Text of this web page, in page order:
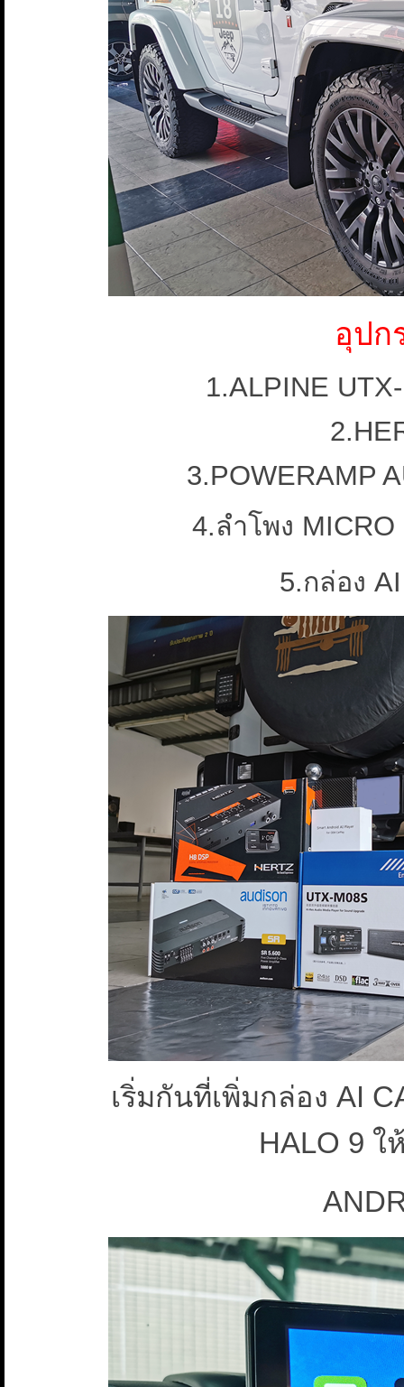
อุปก
1.ALPINE
3.POWERAMP
4.ลำโพง
5.กล่อง
เริ่มกันที่เพิ่มกล่อง AI
HALO 9 ใ